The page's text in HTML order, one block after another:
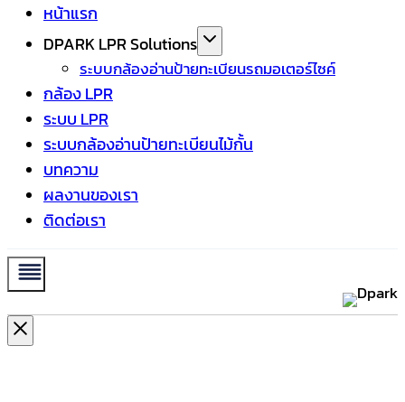
หน้าแรก
DPARK LPR Solutions
ระบบกล้องอ่านป้ายทะเบียนรถมอเตอร์ไซค์
กล้อง LPR
ระบบ LPR
ระบบกล้องอ่านป้ายทะเบียนไม้กั้น
บทความ
ผลงานของเรา
ติดต่อเรา